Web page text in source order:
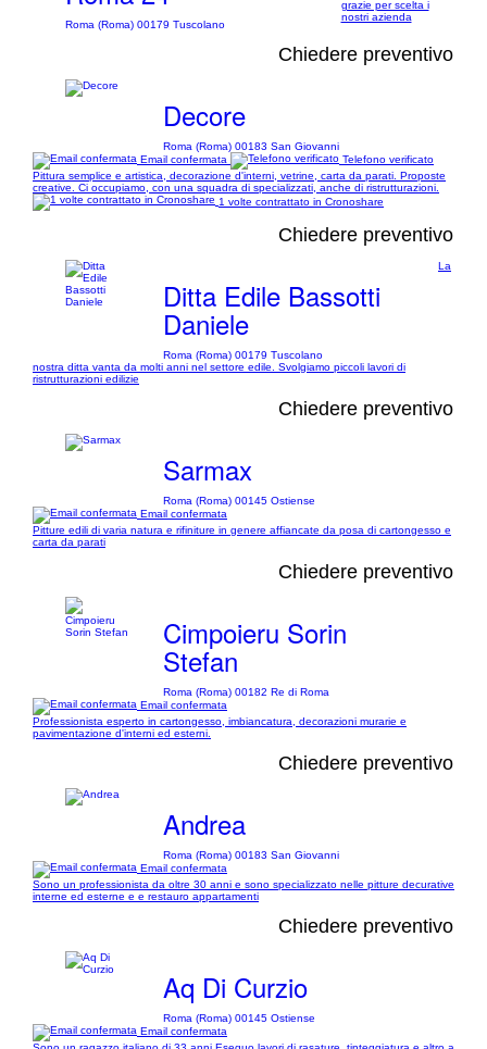
Roma (Roma) 00179 Tuscolano
grazie per scelta i
nostri azienda
Chiedere preventivo
Decore
Roma (Roma) 00183 San Giovanni
Email confermata
Telefono verificato
Pittura semplice e artistica, decorazione d'interni, vetrine, carta da parati. Proposte
creative. Ci occupiamo, con una squadra di specializzati, anche di ristrutturazioni.
1 volte contrattato in Cronoshare
Chiedere preventivo
Ditta Edile Bassotti
Daniele
Roma (Roma) 00179 Tuscolano
La
nostra ditta vanta da molti anni nel settore edile. Svolgiamo piccoli lavori di
ristrutturazioni edilizie
Chiedere preventivo
Sarmax
Roma (Roma) 00145 Ostiense
Email confermata
Pitture edili di varia natura e rifiniture in genere affiancate da posa di cartongesso e
carta da parati
Chiedere preventivo
Cimpoieru Sorin
Stefan
Roma (Roma) 00182 Re di Roma
Email confermata
Professionista esperto in cartongesso, imbiancatura, decorazioni murarie e
pavimentazione d'interni ed esterni.
Chiedere preventivo
Andrea
Roma (Roma) 00183 San Giovanni
Email confermata
Sono un professionista da oltre 30 anni e sono specializzato nelle pitture decurative
interne ed esterne e e restauro appartamenti
Chiedere preventivo
Aq Di Curzio
Roma (Roma) 00145 Ostiense
Email confermata